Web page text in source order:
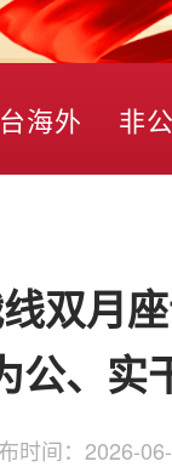
海外 非
双月
公、实
时间： 2026-